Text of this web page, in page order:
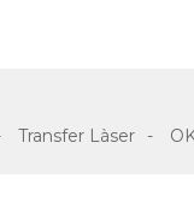
Transfer Làser